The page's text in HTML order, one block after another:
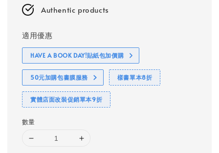
Authentic products
適用優惠
HAVE A BOOK DAY!貼紙包加價購
50元加購包書膜服務 樣書單本8折
實體店面改裝促銷單本9折
數量